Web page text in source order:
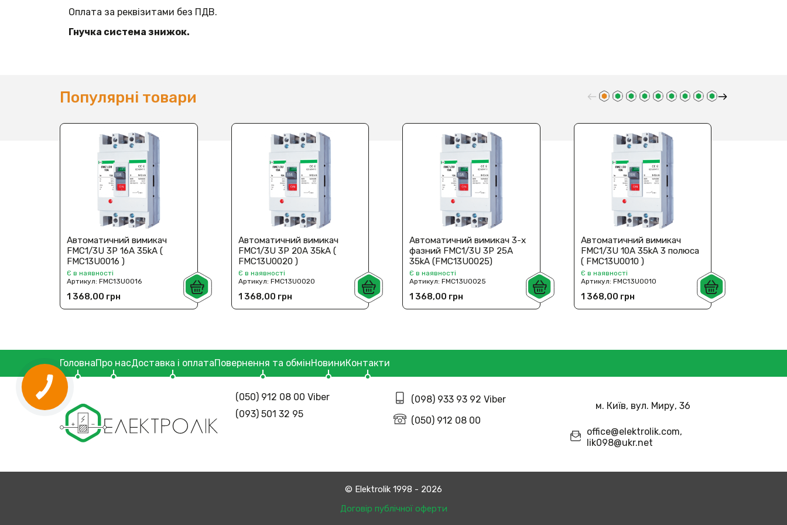
Оплата за реквізитами без ПДВ.
Гнучка система знижок.
Популярні товари
Автоматичний вимикач
FMC1/3U 3P 16A 35kA (
FMC13U0016 )
Є в наявності
Артикул:FMC13U0016
1 368,00 грн
Автоматичний вимикач
FMC1/3U 3P 20A 35kA (
FMC13U0020 )
Є в наявності
Артикул: FMC13U0020
1 368,00 грн
Автоматичний вимикач 3-х
фазний FMC1/3U 3P 25A
35kA (FMC13U0025)
Є в наявності
Артикул:FMC13U0025
1 368,00 грн
Автоматичний вимикач
FMC1/3U 10A 35kA 3 полюса
( FMC13U0010 )
Є в наявності
Артикул: FMC13U0010
1 368,00 грн
ГоловнаПро насДоставка і оплатаПовернення та обмінНовиниКонтакти
(050) 912 08 00 Viber
(093) 501 32 95
(098) 933 93 92 Viber
(050) 912 08 00
м. Київ, вул. Миру, 36
office@elektrolik.com,
lik098@ukr.net
© Еlektrolik 1998 - 2026
Договір публічної оферти